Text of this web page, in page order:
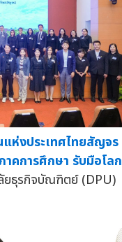
ห่งประเทศไทยสัญจร
คการศึกษา รับมือโลก
ธุรกิจบัณฑิตย์ (DPU)